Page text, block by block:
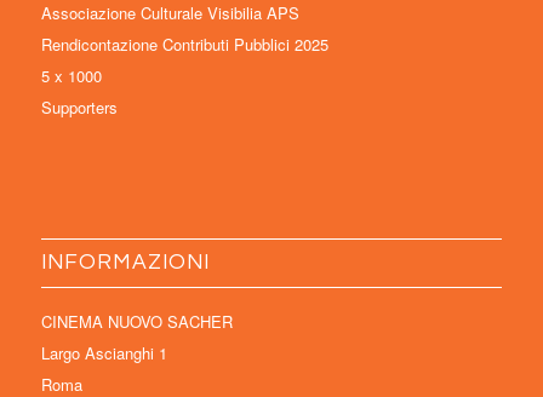
Associazione Culturale Visibilia APS
Rendicontazione Contributi Pubblici 2025
5 x 1000
Supporters
INFORMAZIONI
CINEMA NUOVO SACHER
Largo Ascianghi 1
Roma